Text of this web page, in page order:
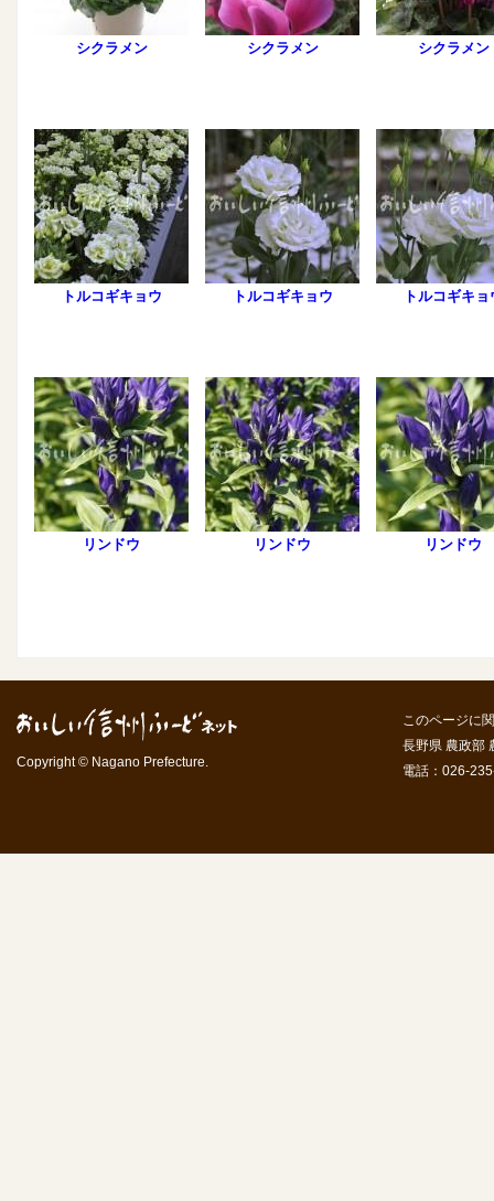
シクラメン シクラメン シクラメン
トルコギキョウ トルコギキョウ トルコギキョ
リンドウ リンドウ リンドウ
Copyright © Nagano Prefecture.
このページに
長野県 農政部
電話：026-